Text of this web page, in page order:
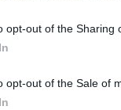
opt-out of the Sharing
opt-out of the Sale of
வடிவ
ஒரு
சிறந்தவை.
உலகப்
அவை
பல